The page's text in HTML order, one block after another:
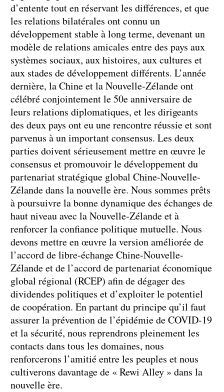
d’entente tout en réservant les différences, et que
les relations bilatérales ont connu un
développement stable à long terme, devenant un
modèle de relations amicales entre des pays aux
systèmes sociaux, aux histoires, aux cultures et
aux stades de développement différents. L’année
dernière, la Chine et la Nouvelle-Zélande ont
célébré conjointement le 50e anniversaire de
leurs relations diplomatiques, et les dirigeants
des deux pays ont eu une rencontre réussie et sont
parvenus à un important consensus. Les deux
parties doivent sérieusement mettre en œuvre le
consensus et promouvoir le développement du
partenariat stratégique global Chine-Nouvelle-
Zélande dans la nouvelle ère. Nous sommes prêts
à poursuivre la bonne dynamique des échanges de
haut niveau avec la Nouvelle-Zélande et à
renforcer la confiance politique mutuelle. Nous
devons mettre en œuvre la version améliorée de
l’accord de libre-échange Chine-Nouvelle-
Zélande et de l’accord de partenariat économique
global régional (RCEP) afin de dégager des
dividendes politiques et d’exploiter le potentiel
de coopération. En partant du principe qu’il faut
assurer la prévention de l’épidémie de COVID-19
et la sécurité, nous reprendrons pleinement les
contacts dans tous les domaines, nous
renforcerons l’amitié entre les peuples et nous
cultiverons davantage de « Rewi Alley » dans la
nouvelle ère.